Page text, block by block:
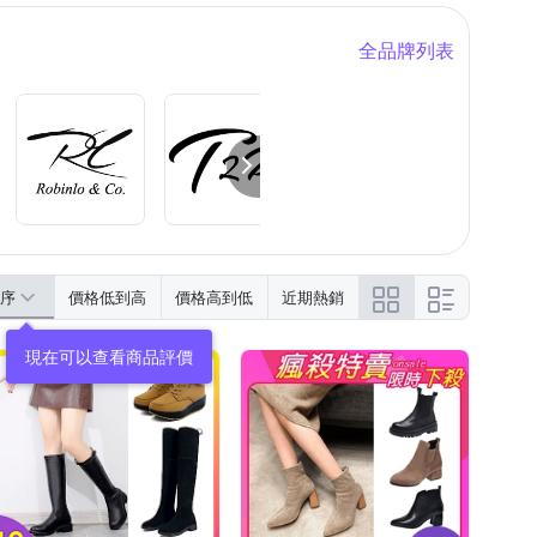
全品牌列表
價格低到高 價格高到低 近期熱銷